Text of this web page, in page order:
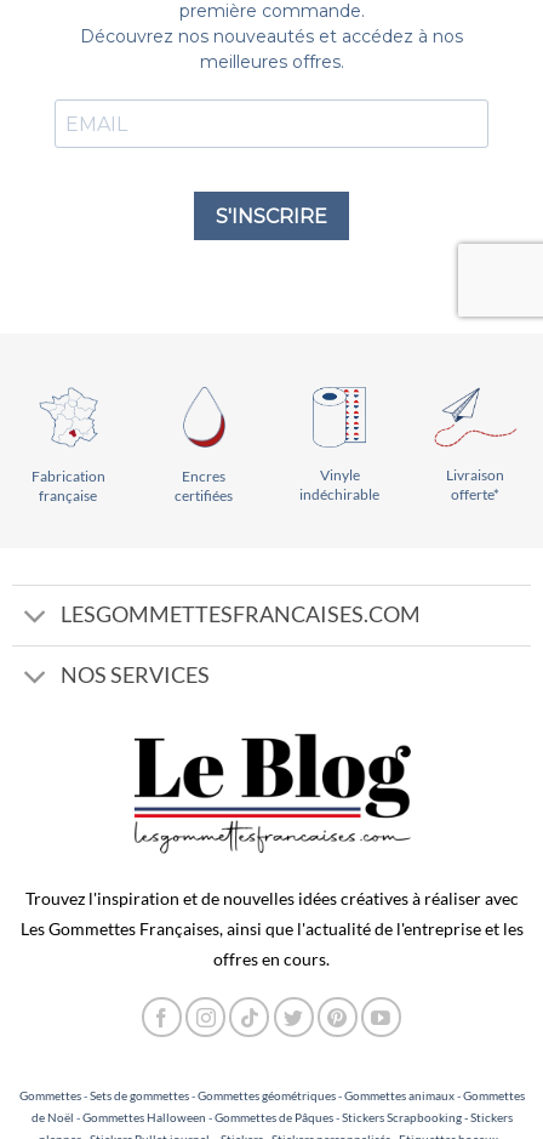
Fabrication
française
Encres
certifiées
Vinyle
indéchirable
Livraison
offerte*
LESGOMMETTESFRANCAISES.COM
NOS SERVICES
Trouvez l'inspiration et de nouvelles idées créatives à réaliser avec
Les Gommettes Françaises, ainsi que l'actualité de l'entreprise et les
offres en cours.
Gommettes-Sets de gommettes-Gommettes géométriques-Gommettes animaux-Gommettes
de Noël -Gommettes Halloween -Gommettes de Pâques-Stickers Scrapbooking - Stickers